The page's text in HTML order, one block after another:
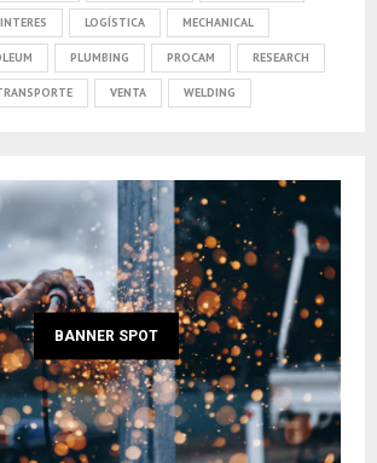
INTERES LOGÍSTICA MECHANICAL
PLUMBING PROCAM RESEARCH
VENTA WELDING
BANNER SPOT